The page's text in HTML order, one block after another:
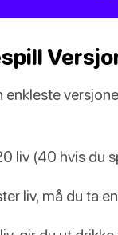
enkleste
liv (40 hvis du
liv, må du ta